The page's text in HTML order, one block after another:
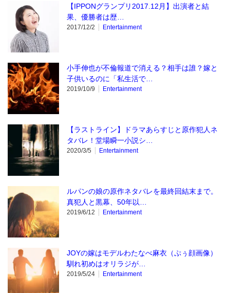
【IPPONグランプリ2017.12月】出演者と結
果、優勝者は歴…
2017/12/2 Entertainment
小手伸也が不倫報道で消える？相手は誰？嫁と
子供いるのに「私生活で…
2019/10/9 Entertainment
【ラストライン】ドラマあらすじと原作犯人ネ
タバレ！堂場瞬一小説シ…
2020/3/5 Entertainment
ルパンの娘の原作ネタバレを最終回結末まで。
真犯人と黒幕、50年以…
2019/6/12 Entertainment
JOYの嫁はモデルわたなべ麻衣（ぷぅ顔画像）
馴れ初めはオリラジが…
2019/5/24 Entertainment